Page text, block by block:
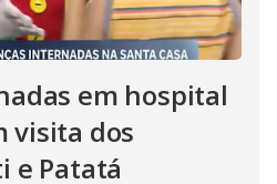
em hospital
visita dos
e Patatá